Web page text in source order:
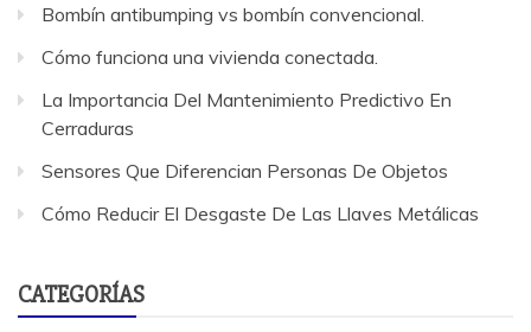
Bombín antibumping vs bombín convencional.
Cómo funciona una vivienda conectada.
La Importancia Del Mantenimiento Predictivo En
Cerraduras
Sensores Que Diferencian Personas De Objetos
Cómo Reducir El Desgaste De Las Llaves Metálicas
CATEGORÍAS